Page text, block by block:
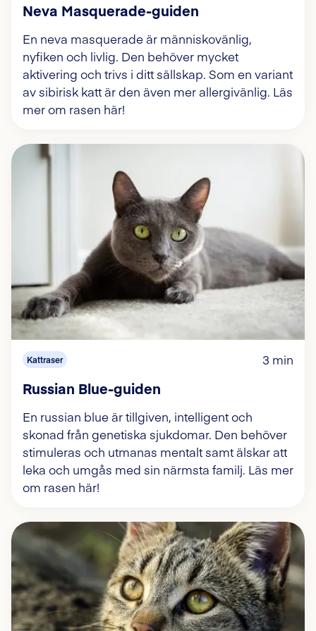
Neva Masquerade-guiden
En neva masquerade är människovänlig,
nyfiken och livlig. Den behöver mycket
aktivering och trivs i ditt sällskap. Som en variant
av sibirisk katt är den även mer allergivänlig. Läs
mer om rasen här!
Kattraser 3 min
Russian Blue-guiden
En russian blue är tillgiven, intelligent och
skonad från genetiska sjukdomar. Den behöver
stimuleras och utmanas mentalt samt älskar att
leka och umgås med sin närmsta familj. Läs mer
om rasen här!